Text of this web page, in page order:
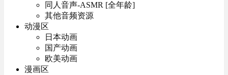
同人音声-ASMR [全年龄]
其他音频资源
动漫区
日本动画
国产动画
欧美动画
漫画区